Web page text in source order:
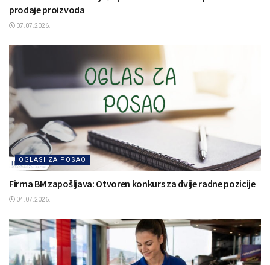
prodaje proizvoda
07.07.2026.
OGLASI ZA POSAO
Firma BM zapošljava: Otvoren konkurs za dvije radne pozicije
04.07.2026.